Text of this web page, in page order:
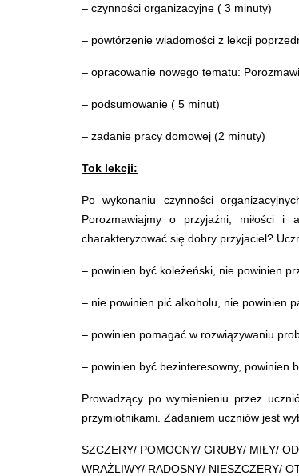
– czynności organizacyjne ( 3 minuty)
– powtórzenie wiadomości z lekcji
– opracowanie nowego tematu:
– podsumowanie ( 5 minut)
– zadanie pracy domowej (2 minuty)
Tok lekcji:
Po wykonaniu czynności
Porozmawiajmy o przyjaźni, miłości i
charakteryzować się dobry przyjaciel?
– powinien być koleżeński, nie powinien
– nie powinien pić alkoholu, nie powinien
– powinien pomagać w rozwiązywaniu
– powinien być bezinteresowny, powinien
Prowadzący po wymienieniu przez
przymiotnikami. Zadaniem uczniów jest
SZCZERY/ POMOCNY/ GRUBY/ MIŁY/
WRAŻLIWY/ RADOSNY/ NIESZCZERY/